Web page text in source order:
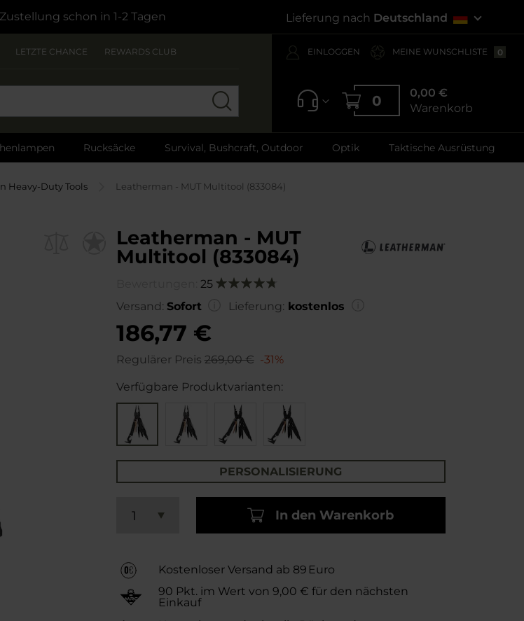
schon in 1-2 Tagen Lieferung nach Deutschland
LETZTE CHANCE REWARDS CLUB EINLOGGEN MEINE WUNSCHLISTE 0
0
0,00 €
Warenkorb
Rucksäcke Survival, Bushcraft, Outdoor Optik Taktische Ausrüstung
Heavy-Duty Tools Leatherman - MUT Multitool (833084)
Leatherman - MUT
Multitool (833084)
25 Bewertung:
Versand: Sofort Lieferung: kostenlos
186,77 €
Regulärer Preis 269,00 € -31%
Verfügbare Produktvarianten:
PERSONALISIERUNG
1 In den Warenkorb
Kostenloser Versand ab 89 Euro
90 Pkt. im Wert von 9,00 € für den nächsten
Einkauf